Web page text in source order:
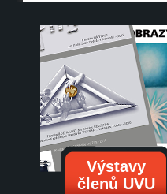
Výstavy
členů UVU